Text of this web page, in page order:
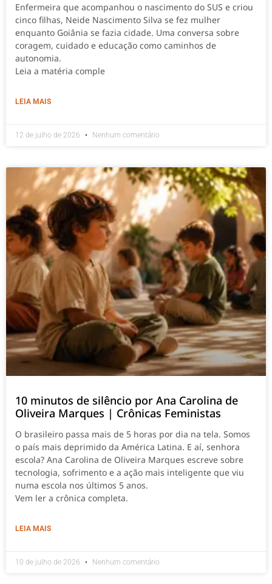
Enfermeira que acompanhou o nascimento do SUS e criou
cinco filhas, Neide Nascimento Silva se fez mulher
enquanto Goiânia se fazia cidade. Uma conversa sobre
coragem, cuidado e educação como caminhos de
autonomia.
Leia a matéria comple
LEIA MAIS
12 de julho de 2026 Nenhum comentário
10 minutos de silêncio por Ana Carolina de
Oliveira Marques | Crônicas Feministas
O brasileiro passa mais de 5 horas por dia na tela. Somos
o país mais deprimido da América Latina. E aí, senhora
escola? Ana Carolina de Oliveira Marques escreve sobre
tecnologia, sofrimento e a ação mais inteligente que viu
numa escola nos últimos 5 anos.
Vem ler a crônica completa.
LEIA MAIS
10 de julho de 2026 Nenhum comentário